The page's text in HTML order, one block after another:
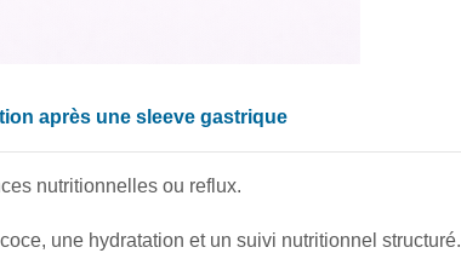
après une sleeve gastrique
nutritionnelles ou reflux.
une hydratation et un suivi nutritionnel structuré.